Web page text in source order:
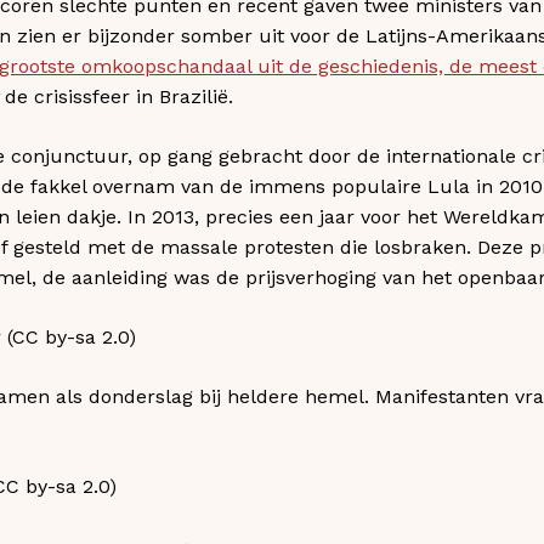
slechte punten en recent gaven twee ministers
zien er bijzonder somber uit voor de Latijns-
omkoopschandaal uit de geschiedenis, de
de crisissfeer in Brazilië.
conjunctuur, op gang gebracht door de internationale
fakkel overnam van de immens populaire Lula in
leien dakje. In 2013, precies een jaar voor het
gesteld met de massale protesten die losbraken. Deze
de aanleiding was de prijsverhoging van het
als donderslag bij heldere hemel. Manifestanten
by-sa 2.0)​